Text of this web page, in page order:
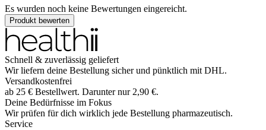
Es wurden noch keine Bewertungen eingereicht.
Produkt bewerten
Schnell & zuverlässig geliefert
Wir liefern deine Bestellung sicher und pünktlich mit DHL.
Versandkostenfrei
ab 25 € Bestellwert. Darunter nur 2,90 €.
Deine Bedürfnisse im Fokus
Wir prüfen für dich wirklich jede Bestellung pharmazeutisch.
Service